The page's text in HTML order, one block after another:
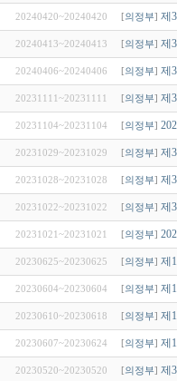
20240420~20240420 [의정부] 제
20240413~20240413 [의정부] 제
20240406~20240406 [의정부] 제
20231111~20231111 [의정부] 제
20231104~20231104 [의정부]
20231029~20231029 [의정부] 제
20231028~20231028 [의정부] 제
20231022~20231022 [의정부] 제
20231021~20231021 [의정부]
20230625~20230625 [의정부] 제
20230604~20230604 [의정부] 제
20230610~20230618 [의정부] 제
20230607~20230624 [의정부] 제
20230520~20230520 [의정부] 제